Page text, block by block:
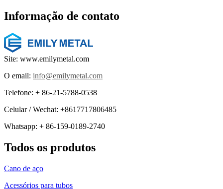
Informação de contato
Site: www.emilymetal.com
O email: info@emilymetal.com
Telefone: + 86-21-5788-0538
Celular / Wechat: +8617717806485
Whatsapp: + 86-159-0189-2740
Todos os produtos
Cano de aço
Acessórios para tubos